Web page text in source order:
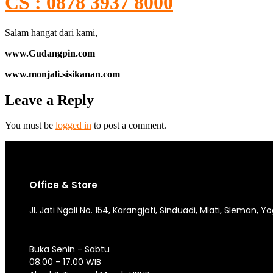
Salam hangat dari kami,
www.Gudangpin.com
www.monjali.sisikanan.com
Leave a Reply
You must be logged in to post a comment.
Office & Store
Jl. Jati Ngali No. 154, Karangjati, Sinduadi, Mlati, Sleman,
Buka Senin - Sabtu
08.00 - 17.00 WIB